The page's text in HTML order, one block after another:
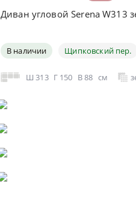
Диван угловой Serena W313
В наличии Щипковский пер.
Ш 313 Г 150 В88 см